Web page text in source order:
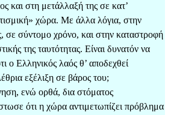
και στη μετάλλαξή της σε κατ’
χώρα. Με άλλα λόγια, στην
σε σύντομο χρόνο, και στην καταστροφή
της ταυτότητας. Είναι δυνατόν να
ο Ελληνικός λαός θ’ αποδεχθεί
εξέλιξη σε βάρος του;
ενώ ορθά, δια στόματος
ότι η χώρα αντιμετωπίζει πρόβλημα